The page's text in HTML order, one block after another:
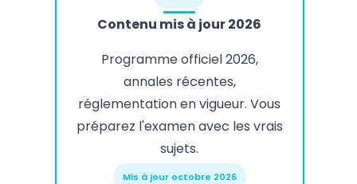
Contenu mis à jour 2026
Programme officiel 2026,
annales récentes,
réglementation en vigueur. Vous
préparez l'examen avec les vrais
sujets.
Mis à jour octobre 2026